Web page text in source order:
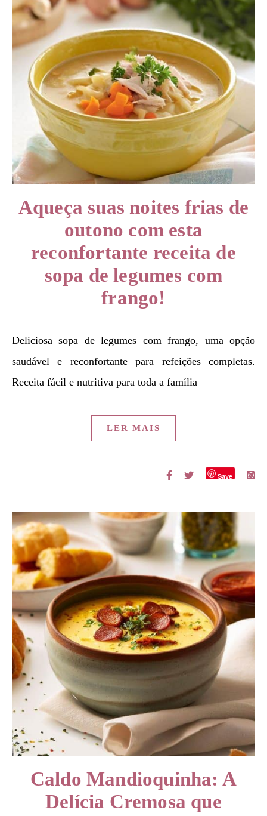
Aqueça suas noites frias de
outono com esta
reconfortante receita de
sopa de legumes com
frango!
Deliciosa sopa de legumes com frango, uma opção
saudável e reconfortante para refeições completas.
Receita fácil e nutritiva para toda a família
LER MAIS
Save
Caldo Mandioquinha: A
Delícia Cremosa que